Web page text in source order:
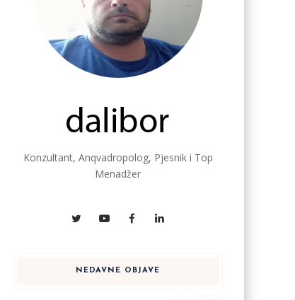
Konzultant, Anqvadropolog, Pjesnik i Top
Menadžer
NEDAVNE OBJAVE